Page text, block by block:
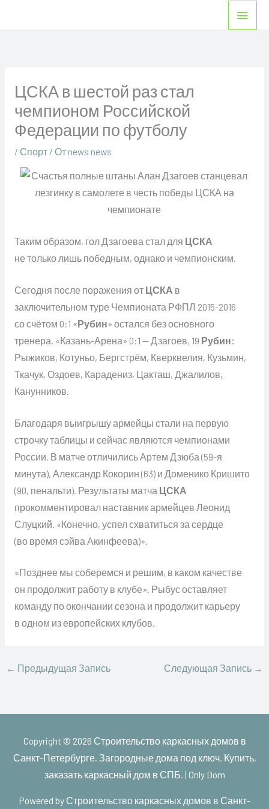
ЦСКА в шестой раз стал
чемпионом Российской
Федерации по футболу
/ Спорт/ От news news
Таким образом, гол Дзагоева стал для ЦСКА
не только лишь победным, однако и чемпионским.
Сегодня после поражения от ЦСКА в
заключительном туре Чемпионата РФПЛ 2015-2016
со счётом 0:1 «Рубин» остался без основного
тренера. «Казань-Арена» 0:1 — Дзагоев, 19 Рубин:
Рыжиков, Котуньо, Бергстрём, Кверквелия, Кузьмин,
Ткачук, Оздоев, Карадениз, Цакташ, Джалилов,
Канунников.
Благодаря выигрышу армейцы стали на первую
строчку таблицы и сейчас являются чемпионами
России. В матче отличились Артем Дзюба (59-я
минута), Александр Кокорин (63) и Доменико Кришито
(90, пенальти). Результаты матча ЦСКА
прокомментировал наставник армейцев Леонид
Слуцкий. «Конечно, успел схватиться за сердце
(во время сэйва Акинфеева)».
«Позднее мы соберемся и решим, в каком качестве
он продолжит работу в клубе». Рыбус оставляет
команду по окончании сезона и продолжит карьеру
в одном из европейских клубов.
← Предыдущая Запись Следующая Запись →
Copyright © 2026 Строительство каркасных домов в
Санкт-Петербурге. Загородные дома под ключ. Купить,
заказать каркасный дом в СПБ. | Only Dom
Powered by Строительство каркасных домов в Санкт-